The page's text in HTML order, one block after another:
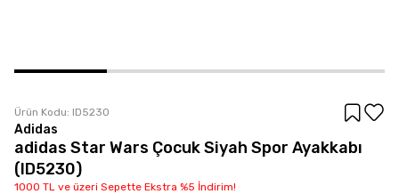
Ürün Kodu: ID5230
Adidas
adidas Star Wars Çocuk Siyah Spor Ayakkabı
(ID5230)
1000 TL ve üzeri Sepette Ekstra %5 İndirim!